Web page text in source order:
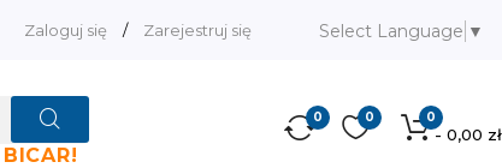
Zaloguj się / Zarejestruj się Select Language ▼
BICAR!
0
- 0,00 zł
0
0